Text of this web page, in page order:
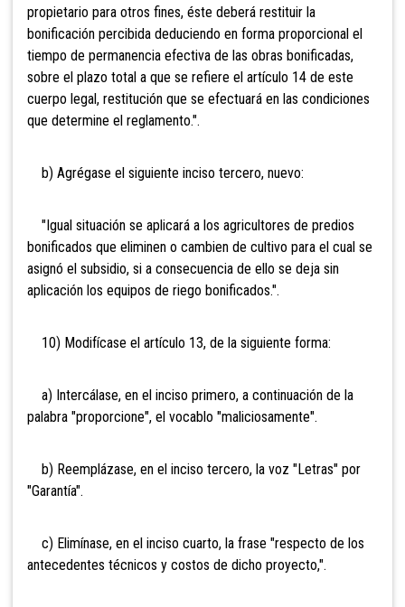
propietario para otros fines, éste deberá restituir la
bonificación percibida deduciendo en forma proporcional el
tiempo de permanencia efectiva de las obras bonificadas,
sobre el plazo total a que se refiere el artículo 14 de este
cuerpo legal, restitución que se efectuará en las condiciones
que determine el reglamento.".
b) Agrégase el siguiente inciso tercero, nuevo:
"Igual situación se aplicará a los agricultores de predios
bonificados que eliminen o cambien de cultivo para el cual se
asignó el subsidio, si a consecuencia de ello se deja sin
aplicación los equipos de riego bonificados.".
10) Modifícase el artículo 13, de la siguiente forma:
a) Intercálase, en el inciso primero, a continuación de la
palabra "proporcione", el vocablo "maliciosamente".
b) Reemplázase, en el inciso tercero, la voz "Letras" por
"Garantía".
c) Elimínase, en el inciso cuarto, la frase "respecto de los
antecedentes técnicos y costos de dicho proyecto,".